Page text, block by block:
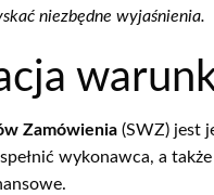
niezbędne wyjaśnienia.
Zamówienia (SWZ) jest
wykonawca, a